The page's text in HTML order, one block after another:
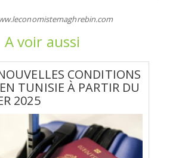
A voir aussi
CONDITIONS
EN TUNISIE À PARTIR DU
2025